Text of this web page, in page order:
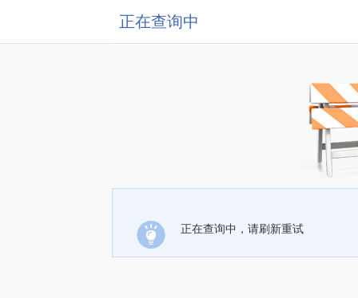
正在查询中
正在查询中，请刷新重试